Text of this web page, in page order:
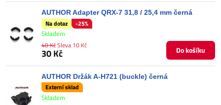
AUTHOR Adapter QRX-7 31,8 / 25,4 mm černá
Na dotaz -25%
Skladem
30 Kč
40 KčSleva 10 Kč Do košíku
AUTHOR Držák A-H721 (buckle) černá
Externí sklad
Skladem